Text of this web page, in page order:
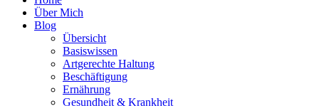
Über Mich
Blog
Übersicht
Basiswissen
Artgerechte Haltung
Beschäftigung
Ernährung
Gesundheit & Krankheit